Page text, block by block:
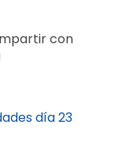
con
día 23